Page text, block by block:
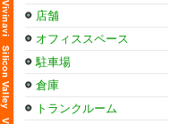
店舗
オフィススペース
駐車場
倉庫
トランクルーム